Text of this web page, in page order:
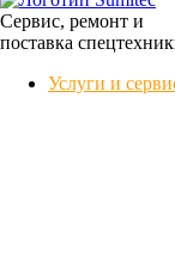
Сервис, ремонт и
поставка
Услуги и